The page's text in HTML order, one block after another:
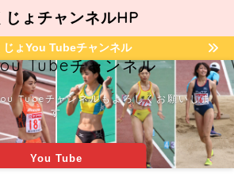
じょチャンネルHP
じょYou Tubeチャンネル
Tubeチャンネル
Tubeチャンネルもよろしくお願いしま
す
You Tube